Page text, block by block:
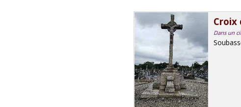
Croix
Dans un